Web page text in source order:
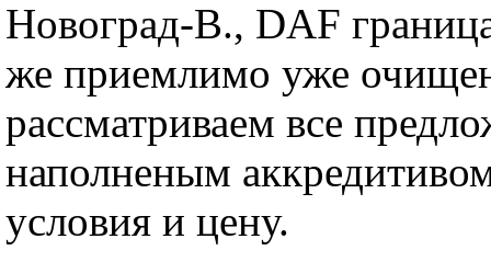
Новоград-В., DAF
же приемлимо уже
рассматриваем все
наполненым
условия и цену.